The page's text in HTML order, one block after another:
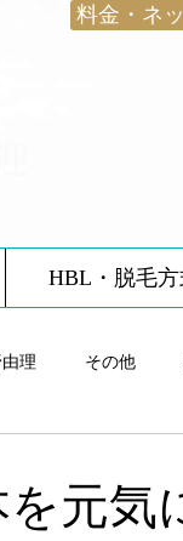
料金・ネ
HBL・脱毛方
理 その他
元気